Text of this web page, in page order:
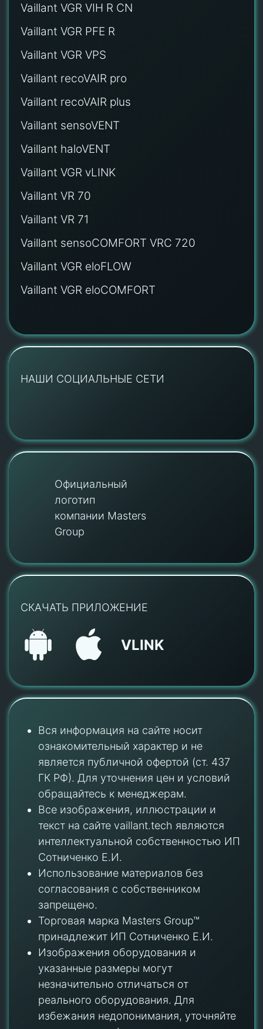
Vaillant VGR VIH R CN
Vaillant VGR PFE R
Vaillant VGR VPS
Vaillant recoVAIR pro
Vaillant recoVAIR plus
Vaillant sensoVENT
Vaillant haloVENT
Vaillant VGR vLINK
Vaillant VR 70
Vaillant VR 71
Vaillant sensoCOMFORT VRC 720
Vaillant VGR eloFLOW
Vaillant VGR eloCOMFORT
НАШИ СОЦИАЛЬНЫЕ СЕТИ
Официальный
логотип
компании Masters
Group
СКАЧАТЬ ПРИЛОЖЕНИЕ
VLINK
Вся информация на сайте носит
ознакомительный характер и не
является публичной офертой (ст. 437
ГК РФ). Для уточнения цен и условий
обращайтесь к менеджерам.
Все изображения, иллюстрации и
текст на сайте vaillant.tech являются
интеллектуальной собственностью ИП
Сотниченко Е.И.
Использование материалов без
согласования с собственником
запрещено.
Торговая марка Masters Group™
принадлежит ИП Сотниченко Е.И.
Изображения оборудования и
указанные размеры могут
незначительно отличаться от
реального оборудования. Для
избежания недопонимания, уточняйте